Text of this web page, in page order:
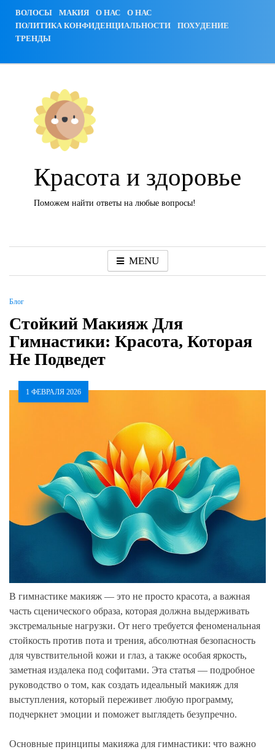
ВОЛОСЫ МАКИЯ О НАС
О НАС
ПОЛИТИКА КОНФИДЕНЦИАЛЬНОСТИ
ПОХУДЕНИЕ
ТРЕНДЫ
Красота и здоровье
Поможем найти ответы на любые вопросы!
MENU
Блог
Стойкий Макияж Для
Гимнастики: Красота, Которая
Не Подведет
1 ФЕВРАЛЯ 2026
В гимнастике макияж — это не просто красота, а важная
часть сценического образа, которая должна выдерживать
экстремальные нагрузки. От него требуется феноменальная
стойкость против пота и трения, абсолютная безопасность
для чувствительной кожи и глаз, а также особая яркость,
заметная издалека под софитами. Эта статья — подробное
руководство о том, как создать идеальный макияж для
выступления, который переживет любую программу,
подчеркнет эмоции и поможет выглядеть безупречно.
Основные принципы макияжа для гимнастики: что важно